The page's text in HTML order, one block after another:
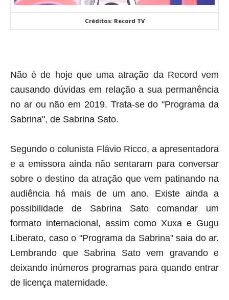
Créditos: Record TV
Não é de hoje que uma atração da Record vem
causando dúvidas em relação a sua permanência
no ar ou não em 2019. Trata-se do "Programa da
Sabrina", de Sabrina Sato.
Segundo o colunista Flávio Ricco, a apresentadora
e a emissora ainda não sentaram para conversar
sobre o destino da atração que vem patinando na
audiência há mais de um ano. Existe ainda a
possibilidade de Sabrina Sato comandar um
formato internacional, assim como Xuxa e Gugu
Liberato, caso o "Programa da Sabrina" saia do ar.
Lembrando que Sabrina Sato vem gravando e
deixando inúmeros programas para quando entrar
de licença maternidade.